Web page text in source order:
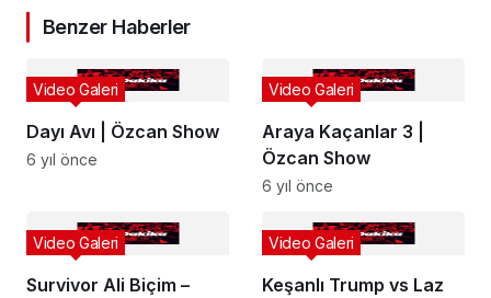
Benzer Haberler
Dayı Avı | Özcan Show
Video Galeri
6 yıl önce
Araya Kaçanlar 3 |
Özcan Show
Video Galeri
6 yıl önce
Survivor Ali Biçim –
Video Galeri
Keşanlı Trump vs Laz
Video Galeri